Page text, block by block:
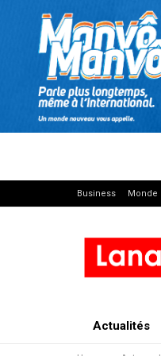
Business Monde
Actualités